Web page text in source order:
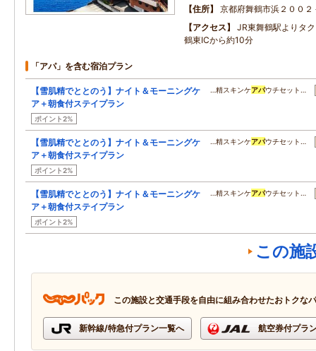
住所
京都府舞鶴市浜２００２
アクセス
JR東舞鶴駅よりタ
鶴東ICから約10分
「アパ」を含む宿泊プラン
【雪肌精でととのう】ナイト＆モーニングケ
ア＋朝食付ステイプラン
ポイント2%
…精スキンケアパウチセット…
【雪肌精でととのう】ナイト＆モーニングケ
ア＋朝食付ステイプラン
ポイント2%
…精スキンケアパウチセット…
【雪肌精でととのう】ナイト＆モーニングケ
ア＋朝食付ステイプラン
ポイント2%
…精スキンケアパウチセット…
この施
この施設と交通手段を自由に組み合わせたおトクな
新幹線/特急付プラン一覧へ 航空券付プラ